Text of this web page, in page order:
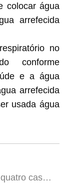
colocar água
arrefecida
no
conforme
e a água
arrefecida
usada água
casos